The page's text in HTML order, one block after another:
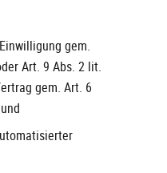
gem.
Art. 9 Abs. 2 lit.
gem. Art. 6